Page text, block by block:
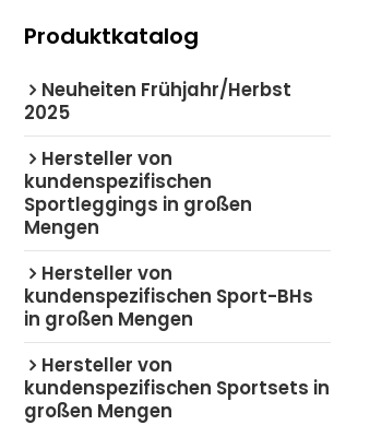
Produktkatalog
Neuheiten Frühjahr/Herbst
2025
Hersteller von
kundenspezifischen
Sportleggings in großen
Mengen
Hersteller von
kundenspezifischen Sport-BHs
in großen Mengen
Hersteller von
kundenspezifischen Sportsets in
großen Mengen